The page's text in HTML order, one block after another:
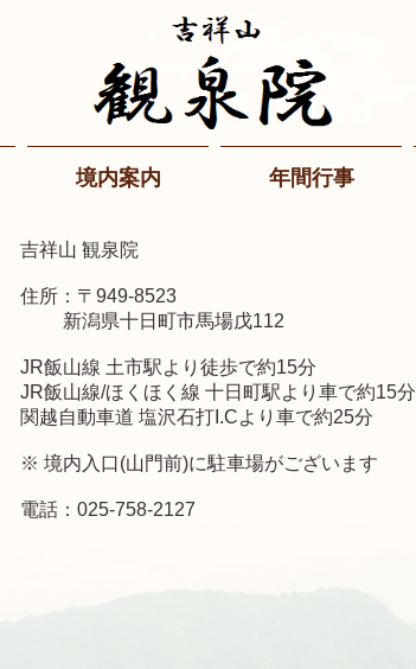
境内案内 年間行事
吉祥山 観泉院
住所： 〒949-8523
新潟県十日町市馬場戊112
JR飯山線 土市駅より徒歩で約15分
JR飯山線/ほくほく線 十日町駅より車で約15分
関越自動車道 塩沢石打I.Cより車で約25分
※ 境内入口(山門前)に駐車場がございます
電話：025-758-2127